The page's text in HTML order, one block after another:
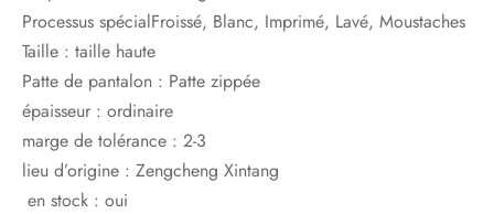
Processus spécialFroissé, Blanc, Imprimé, Lavé, Moustaches
Taille : taille haute
Patte de pantalon : Patte zippée
épaisseur : ordinaire
marge de tolérance : 2-3
lieu d’origine : Zengcheng Xintang
en stock : oui